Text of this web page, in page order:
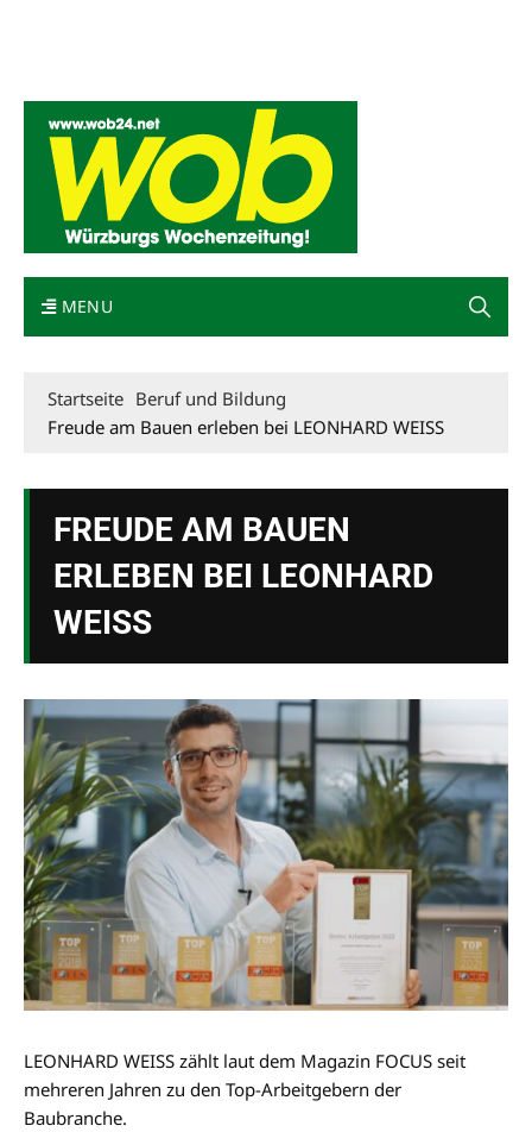
MENU
Startseite Beruf und Bildung
Freude am Bauen erleben bei LEONHARD WEISS
FREUDE AM BAUEN
ERLEBEN BEI LEONHARD
WEISS
LEONHARD WEISS zählt laut dem Magazin FOCUS seit
mehreren Jahren zu den Top-Arbeitgebern der
Baubranche.